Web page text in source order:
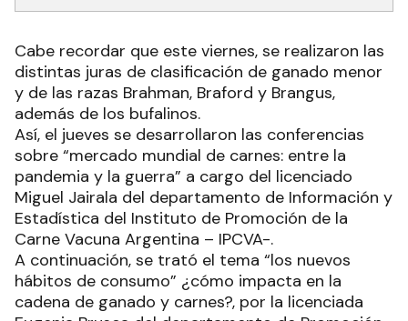
Cabe recordar que este viernes, se realizaron las
distintas juras de clasificación de ganado menor
y de las razas Brahman, Braford y Brangus,
además de los bufalinos.
Así, el jueves se desarrollaron las conferencias
sobre “mercado mundial de carnes: entre la
pandemia y la guerra” a cargo del licenciado
Miguel Jairala del departamento de Información y
Estadística del Instituto de Promoción de la
Carne Vacuna Argentina – IPCVA-.
A continuación, se trató el tema “los nuevos
hábitos de consumo” ¿cómo impacta en la
cadena de ganado y carnes?, por la licenciada